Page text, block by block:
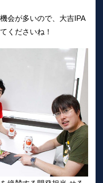
会が多いので、大吉IPA
くださいね！